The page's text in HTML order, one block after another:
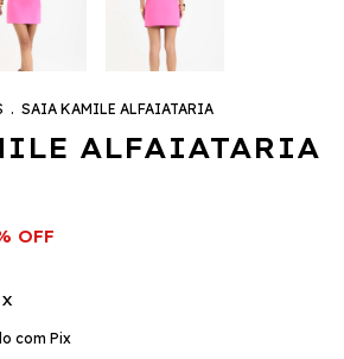
. SAIA KAMILE ALFAIATARIA
ALFAIATARIA
com Pix